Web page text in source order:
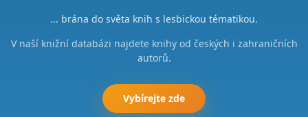
... brána do světa knih s lesbickou tématikou.
V naší knižní databázi najdete knihy od českých i zahraničních
autorů.
Vybírejte zde